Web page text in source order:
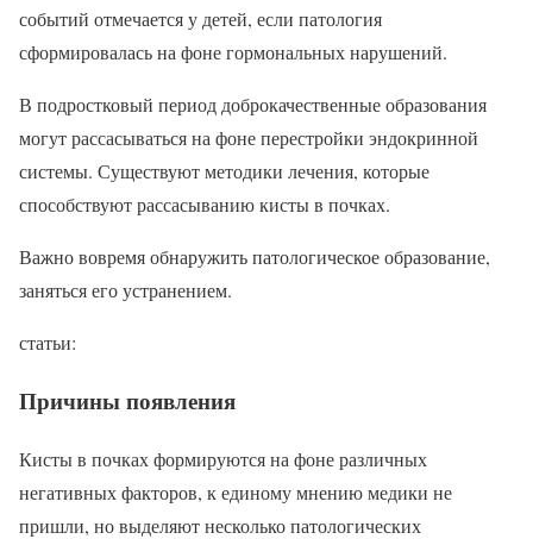
событий отмечается у детей, если патология
сформировалась на фоне гормональных нарушений.
В подростковый период доброкачественные образования
могут рассасываться на фоне перестройки эндокринной
системы. Существуют методики лечения, которые
способствуют рассасыванию кисты в почках.
Важно вовремя обнаружить патологическое образование,
заняться его устранением.
статьи:
Причины появления
Кисты в почках формируются на фоне различных
негативных факторов, к единому мнению медики не
пришли, но выделяют несколько патологических